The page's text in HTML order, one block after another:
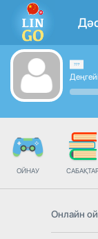
Деңгейі
ОЙНАУ
Онлайн